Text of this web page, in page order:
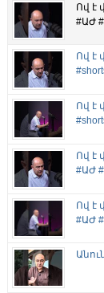
Ով է
#ԱԺ
Ով է
Ով է
Ով է
#ԱԺ
Ով է
#ԱԺ